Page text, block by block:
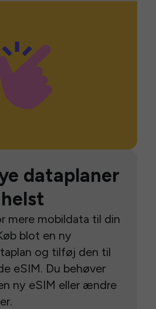
dataplaner
mere mobildata til din
blot en ny
og tilføj den til
eSIM. Du behøver
ny eSIM eller ændre